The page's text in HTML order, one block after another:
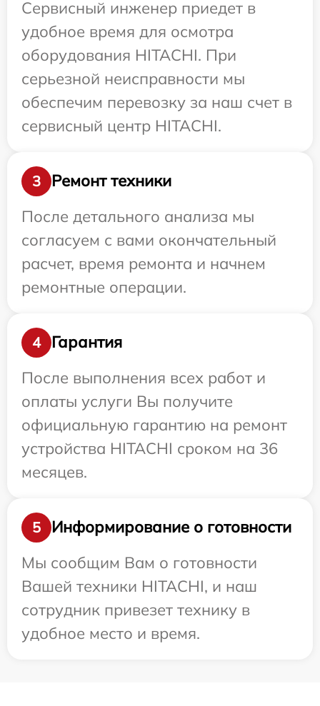
Сервисный инженер приедет в
удобное время для осмотра
оборудования HITACHI. При
серьезной неисправности мы
обеспечим перевозку за наш счет в
сервисный центр HITACHI.
3
Ремонт техники
После детального анализа мы
согласуем с вами окончательный
расчет, время ремонта и начнем
ремонтные операции.
4
Гарантия
После выполнения всех работ и
оплаты услуги Вы получите
официальную гарантию на ремонт
устройства HITACHI сроком на 36
месяцев.
5
Информирование о готовности
Мы сообщим Вам о готовности
Вашей техники HITACHI, и наш
сотрудник привезет технику в
удобное место и время.